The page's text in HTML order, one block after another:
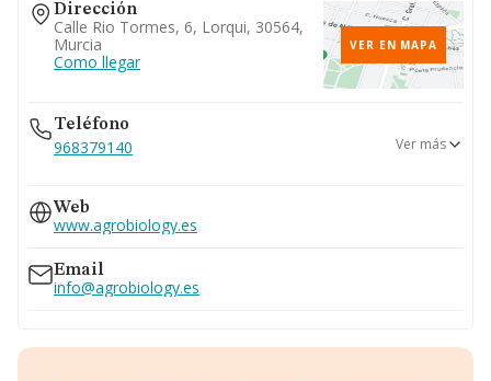
Dirección
Calle Rio Tormes, 6, Lorqui, 30564,
Murcia
Como llegar
VER EN MAPA
Teléfono
968379140
657...
Ver teléfono 657...
Ver más
Web
www.agrobiology.es
Email
info@agrobiology.es